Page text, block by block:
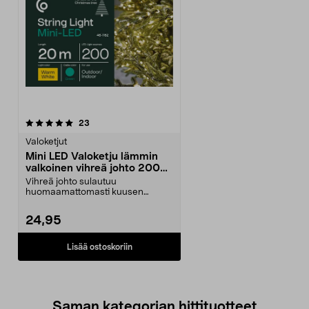
23
Valoketjut
Mini LED Valoketju lämmin
valkoinen vihreä johto 200
lamppua, 20 m
Vihreä johto sulautuu
huomaamattomasti kuusen
24,95
Lisää ostoskoriin